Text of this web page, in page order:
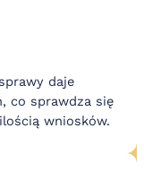
daje
co sprawdza się
wniosków.